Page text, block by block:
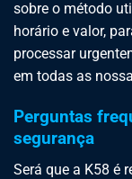
sobre o método
horário e valor,
processar
em todas as
Perguntas
segurança
Será que a K58 é